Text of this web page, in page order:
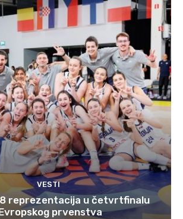
VESTI
reprezentacija u četvrtfinalu
prvenstva